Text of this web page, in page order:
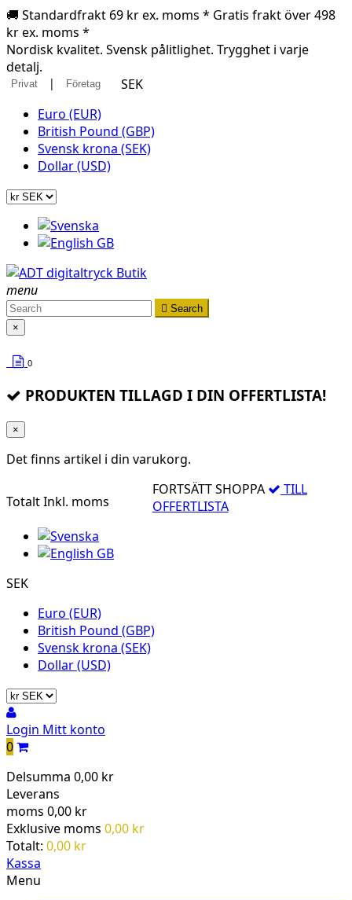
🚚 Standardfrakt 69 kr ex. moms * Gratis frakt över 498
kr ex. moms *
Nordisk kvalitet. Svensk pålitlighet. Trygghet i varje
detalj.
Privat | Företag
SEK
Euro (EUR)
British Pound (GBP)
Svensk krona (SEK)
Dollar (USD)
menu
 Search
×
0
PRODUKTEN TILLAGD I DIN OFFERTLISTA!
×
Det finns artikel i din varukorg.
TotaltInkl. moms
FORTSÄTT SHOPPA
TILL
OFFERTLISTA
SEK
Euro (EUR)
British Pound (GBP)
Svensk krona (SEK)
Dollar (USD)
Login Mitt konto
0
Delsumma 0,00 kr
Leverans
moms 0,00 kr
Exklusive moms 0,00 kr
Totalt: 0,00 kr
Kassa
Menu